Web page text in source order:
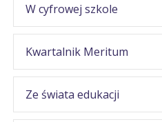
W cyfrowej szkole
Kwartalnik Meritum
Ze świata edukacji